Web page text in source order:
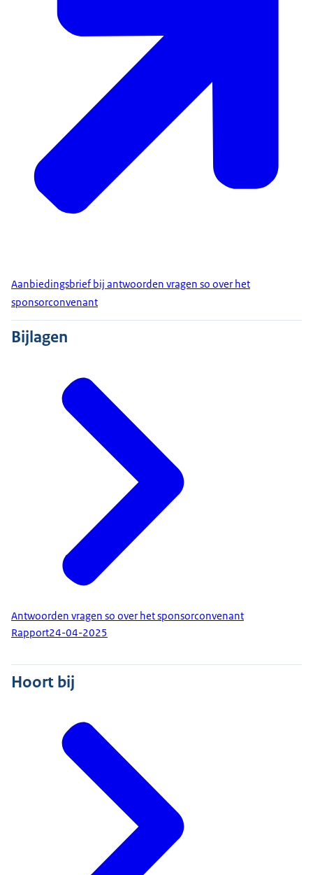
Aanbiedingsbrief bij antwoorden vragen so over het
sponsorconvenant
Bijlagen
Antwoorden vragen so over het sponsorconvenant
Rapport24-04-2025
Hoort bij